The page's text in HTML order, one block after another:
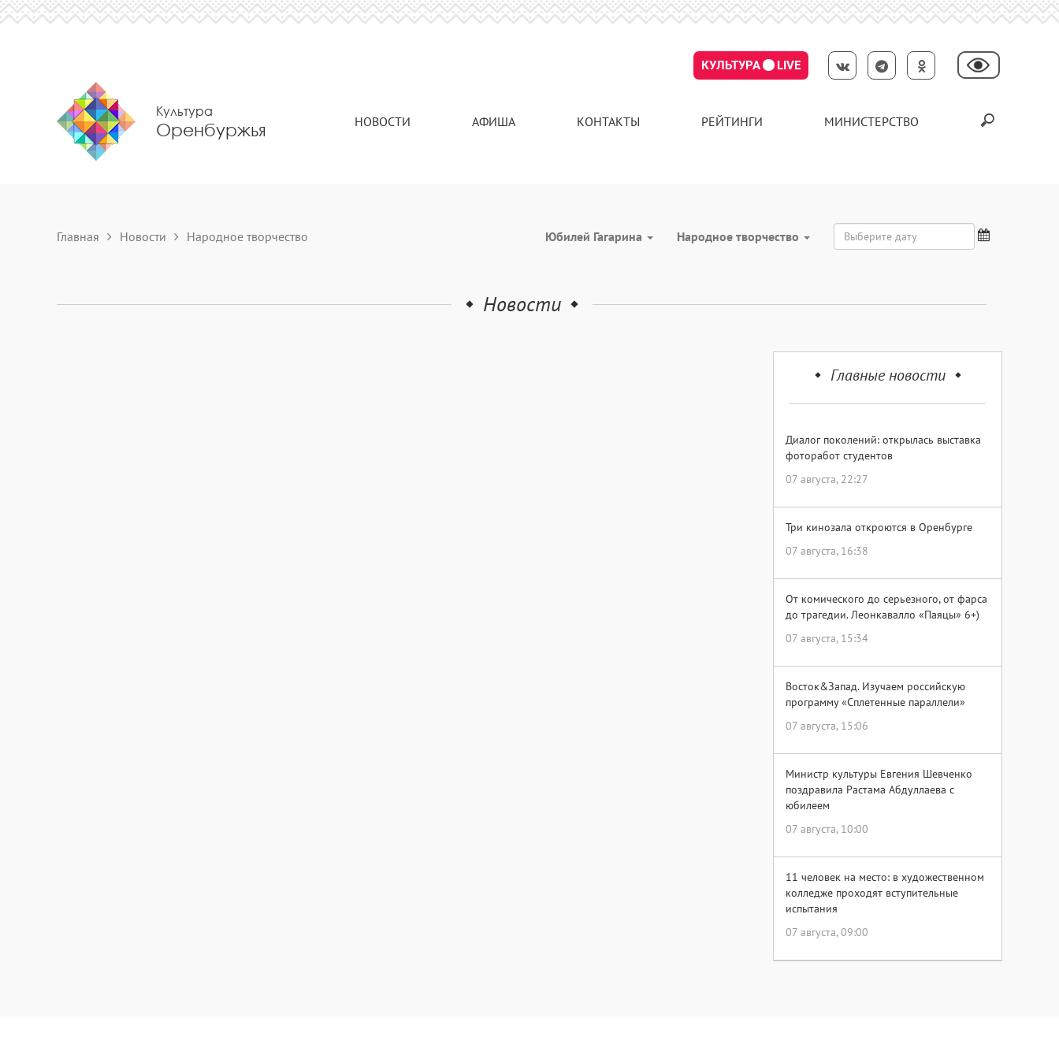
КУЛЬТУРА LIVE
Культура
Оренбуржья НОВОСТИ АФИША КОНТАКТЫ РЕЙТИНГИ МИНИСТЕРСТВО
Главная Новости Народное творчество Юбилей Гагарина Народное творчество
Новости
Главные новости
Диалог поколений: открылась выставка
фоторабот студентов
07 августа, 22:27
Три кинозала откроются в Оренбурге
07 августа, 16:38
От комического до серьезного, от фарса
до трагедии. Леонкавалло «Паяцы» 6+)
07 августа, 15:34
Восток&Запад. Изучаем российскую
программу «Сплетенные параллели»
07 августа, 15:06
Министр культуры Евгения Шевченко
поздравила Растама Абдуллаева с
юбилеем
07 августа, 10:00
11 человек на место: в художественном
колледже проходят вступительные
испытания
07 августа, 09:00